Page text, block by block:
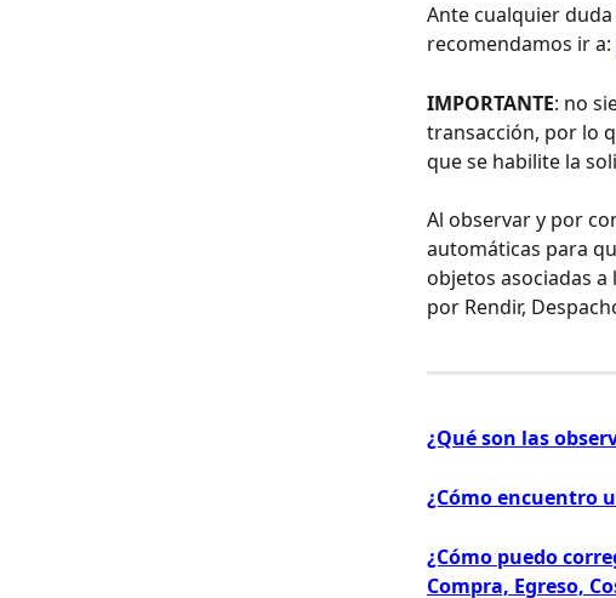
Ante cualquier
recomendamos ir a:
IMPORTANTE: no
transacción, por lo
que se habilite la
Al observar y por
automáticas para
objetos asociadas a
por Rendir,
¿Qué son las
¿Cómo encuentro
¿Cómo puedo
Compra, Egreso,